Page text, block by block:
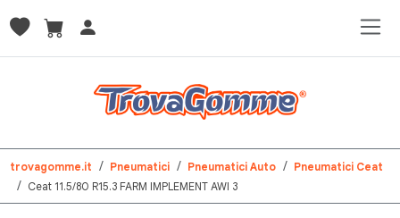
trovagomme.it Pneumatici Pneumatici Auto
Pneumatici Ceat
Ceat 11.5/80 R15.3 FARM IMPLEMENT AWI 3